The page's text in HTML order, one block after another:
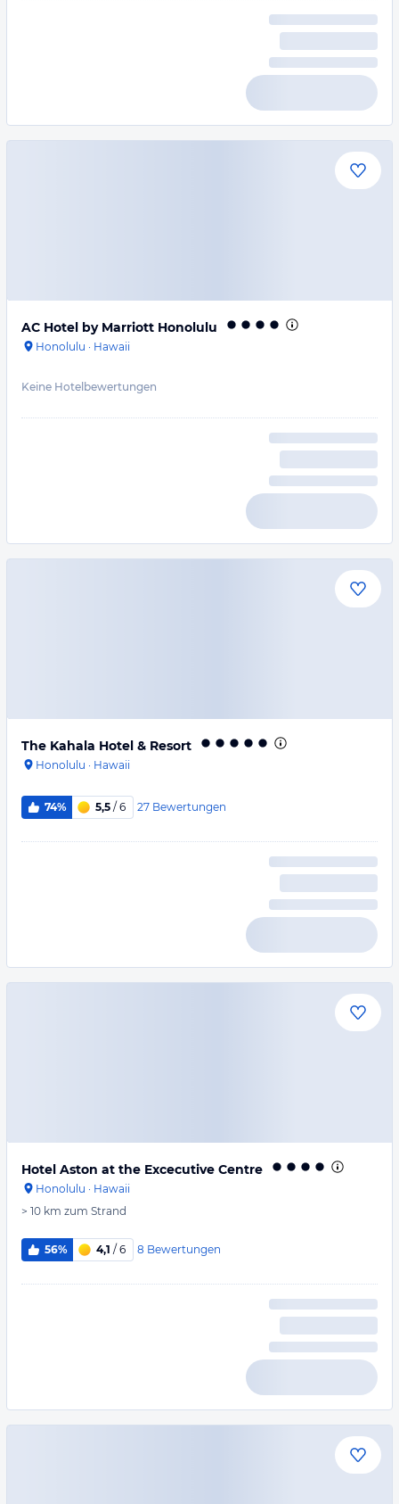
AC Hotel by Marriott Honolulu
Honolulu · Hawaii
Keine Hotelbewertungen
The Kahala Hotel & Resort
Honolulu · Hawaii
74% 5,5 / 6 27 Bewertungen
Hotel Aston at the Excecutive Centre
Honolulu · Hawaii
> 10 km zum Strand
56% 4,1 / 6 8 Bewertungen